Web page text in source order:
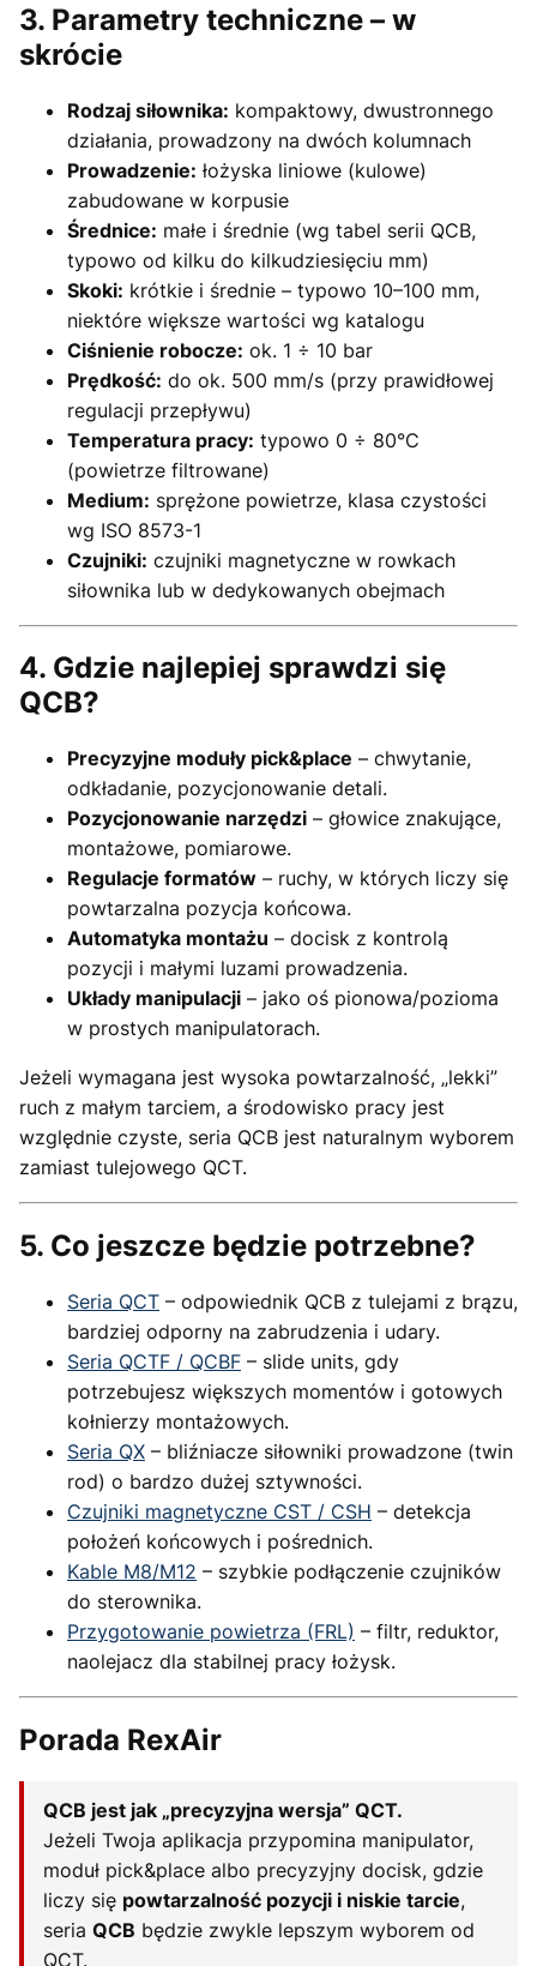
3. Parametry techniczne – w
skrócie
Rodzaj siłownika: kompaktowy, dwustronnego
działania, prowadzony na dwóch kolumnach
Prowadzenie: łożyska liniowe (kulowe)
zabudowane w korpusie
Średnice: małe i średnie (wg tabel serii QCB,
typowo od kilku do kilkudziesięciu mm)
Skoki: krótkie i średnie – typowo 10–100 mm,
niektóre większe wartości wg katalogu
Ciśnienie robocze: ok. 1 ÷ 10 bar
Prędkość: do ok. 500 mm/s (przy prawidłowej
regulacji przepływu)
Temperatura pracy: typowo 0 ÷ 80°C
(powietrze filtrowane)
Medium: sprężone powietrze, klasa czystości
wg ISO 8573-1
Czujniki: czujniki magnetyczne w rowkach
siłownika lub w dedykowanych obejmach
4. Gdzie najlepiej sprawdzi się
QCB?
Precyzyjne moduły pick&place – chwytanie,
odkładanie, pozycjonowanie detali.
Pozycjonowanie narzędzi – głowice znakujące,
montażowe, pomiarowe.
Regulacje formatów – ruchy, w których liczy się
powtarzalna pozycja końcowa.
Automatyka montażu – docisk z kontrolą
pozycji i małymi luzami prowadzenia.
Układy manipulacji – jako oś pionowa/pozioma
w prostych manipulatorach.
Jeżeli wymagana jest wysoka powtarzalność, „lekki”
ruch z małym tarciem, a środowisko pracy jest
względnie czyste, seria QCB jest naturalnym wyborem
zamiast tulejowego QCT.
5. Co jeszcze będzie potrzebne?
Seria QCT – odpowiednik QCB z tulejami z brązu,
bardziej odporny na zabrudzenia i udary.
Seria QCTF / QCBF – slide units, gdy
potrzebujesz większych momentów i gotowych
kołnierzy montażowych.
Seria QX – bliźniacze siłowniki prowadzone (twin
rod) o bardzo dużej sztywności.
Czujniki magnetyczne CST / CSH – detekcja
położeń końcowych i pośrednich.
Kable M8/M12 – szybkie podłączenie czujników
do sterownika.
Przygotowanie powietrza (FRL) – filtr, reduktor,
naolejacz dla stabilnej pracy łożysk.
Porada RexAir
QCB jest jak „precyzyjna wersja” QCT.
Jeżeli Twoja aplikacja przypomina manipulator,
moduł pick&place albo precyzyjny docisk, gdzie
liczy się powtarzalność pozycji i niskie tarcie,
seria QCB będzie zwykle lepszym wyborem od
QCT.